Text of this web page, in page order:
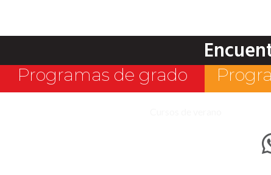
Programas de grado